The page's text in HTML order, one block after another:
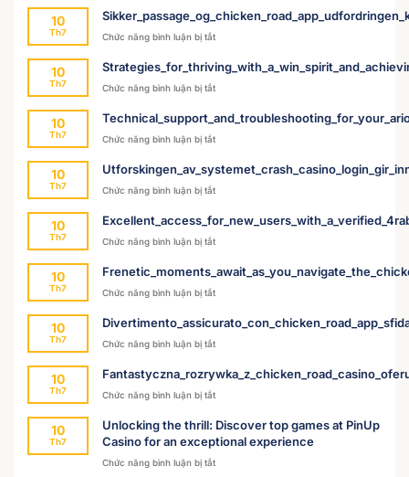
10
Th7 Chức năng bình luận bị tắtở
10
Th7 Chức năng bình luận bị tắtở
10
Th7 Chức năng bình luận bị tắtở
10
Th7 Chức năng bình luận bị tắtở
10
Th7 Chức năng bình luận bị tắtở
10
Th7 Chức năng bình luận bị tắtở
10
Th7 Chức năng bình luận bị tắtở
10
Th7 Chức năng bình luận bị tắtở
10
Th7
Unlocking the thrill: Discover top games at PinUp
Casino for an exceptional experience
Chức năng bình luận bị tắtở